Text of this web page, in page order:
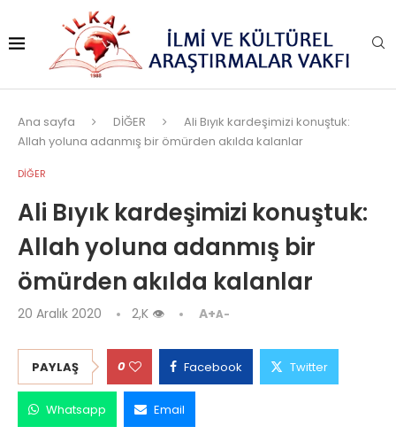
Ana sayfa DİĞER
Ali Bıyık kardeşimizi konuştuk:
Allah yoluna adanmış bir ömürden akılda kalanlar
DİĞER
Ali Bıyık kardeşimizi konuştuk:
Allah yoluna adanmış bir
ömürden akılda kalanlar
20 Aralık 2020 2,K 👁 A+A-
PAYLAŞ 0 Facebook Twitter
Whatsapp Email